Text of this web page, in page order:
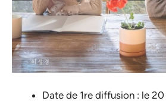
Date de 1re diffusion : le